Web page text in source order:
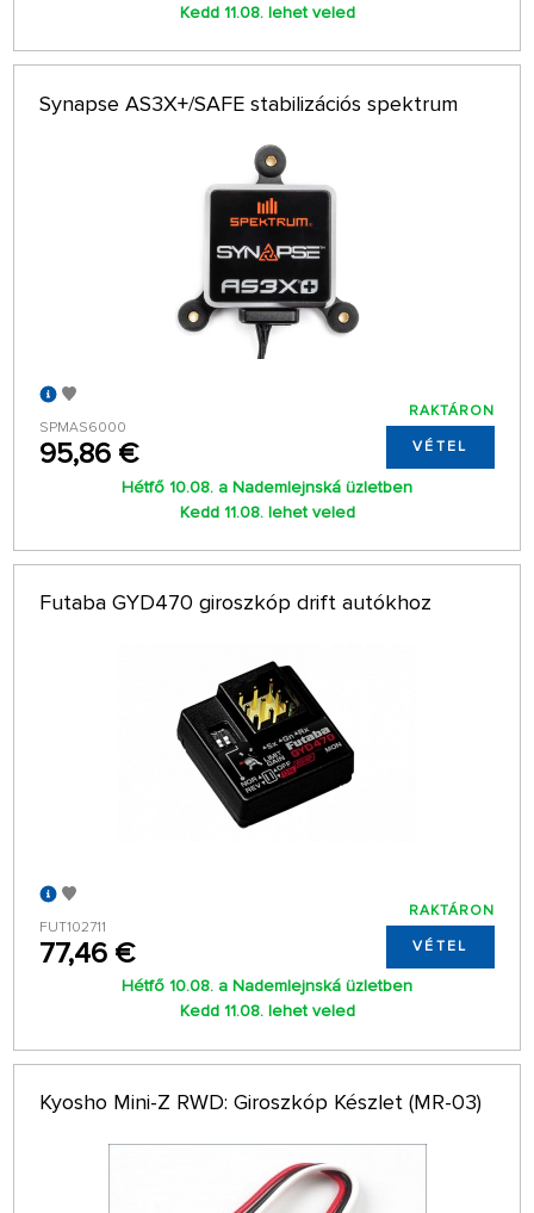
Kedd 11.08. lehet veled
Synapse AS3X+/SAFE stabilizációs spektrum
SPMAS6000
95,86 €
RAKTÁRON
VÉTEL
Hétfő 10.08. a Nademlejnská üzletben
Kedd 11.08. lehet veled
Futaba GYD470 giroszkóp drift autókhoz
FUT102711
77,46 €
RAKTÁRON
VÉTEL
Hétfő 10.08. a Nademlejnská üzletben
Kedd 11.08. lehet veled
Kyosho Mini-Z RWD: Giroszkóp Készlet (MR-03)